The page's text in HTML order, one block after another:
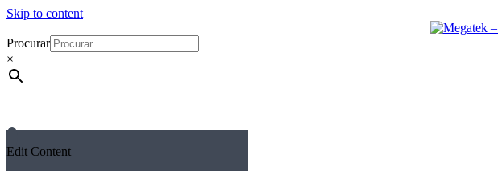
Skip to content
Procurar
×
Edit Content